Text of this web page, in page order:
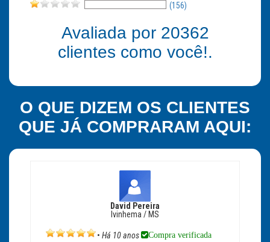
(156)
Avaliada por 20362
clientes como você!.
O QUE DIZEM OS CLIENTES
QUE JÁ COMPRARAM AQUI:
David Pereira
Ivinhema / MS
• Há 10 anos Compra verificada